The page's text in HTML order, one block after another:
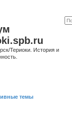
Териоки. История и
темы